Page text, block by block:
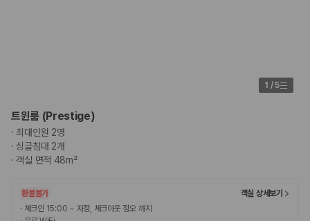
제주렌트카 가격비교 자주 묻는 질문
Q. 제주렌트카 가격비교는 카모아에서 어떻게 하나요?
A. 대여일, 반납일, 인수 지역을 선택하면 제주도 렌트카 업체별 가격, 차종,
보험 조건, 예약 가능 차량을 한 번에 비교할 수 있습니다.
Q. 제주공항 근처 렌트카도 비교할 수 있나요?
Q. 제주 렌트카 가격비교 시 보험도 함께 비교할 수 있나요?
Q. 가족 여행에는 어떤 제주 렌트카를 비교해야 하나요?
1 /5
트윈룸 (Prestige)
· 최대인원 2명
·싱글침대 2개
·객실 면적 48m²
환불불가
객실 상세보기
· 체크인 15:00 ~ 자정, 체크아웃 정오 까지